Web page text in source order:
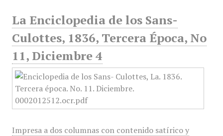
La Enciclopedia de los Sans-
Culottes, 1836, Tercera Época, No
11, Diciembre 4
Impresa a dos columnas con contenido satírico y